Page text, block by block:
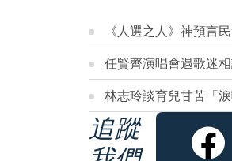
《人選之人》神預言
任賢齊演唱會遇歌迷
林志玲談育兒甘苦「
追蹤